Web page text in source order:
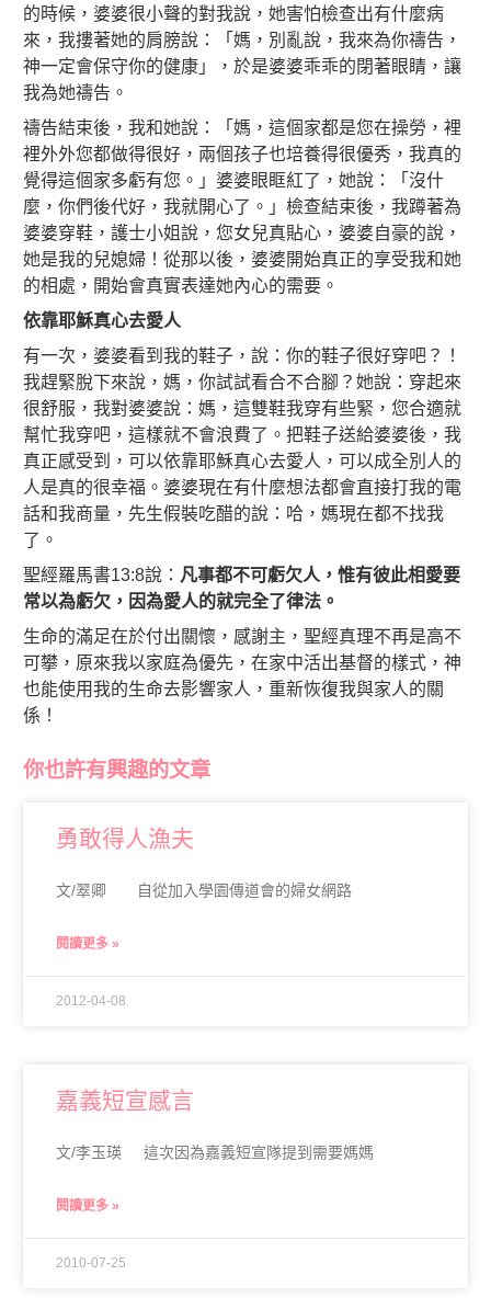
的時候，婆婆很小聲的對我說，她害怕檢查出有什麼病
來，我摟著她的肩膀說：「媽，別亂說，我來為你禱告，
神一定會保守你的健康」，於是婆婆乖乖的閉著眼睛，讓
我為她禱告。
禱告結束後，我和她說：「媽，這個家都是您在操勞，裡
裡外外您都做得很好，兩個孩子也培養得很優秀，我真的
覺得這個家多虧有您。」婆婆眼眶紅了，她說：「沒什
麼，你們後代好，我就開心了。」檢查結束後，我蹲著為
婆婆穿鞋，護士小姐說，您女兒真貼心，婆婆自豪的說，
她是我的兒媳婦！從那以後，婆婆開始真正的享受我和她
的相處，開始會真實表達她內心的需要。
依靠耶穌真心去愛人
有一次，婆婆看到我的鞋子，說：你的鞋子很好穿吧？！
我趕緊脫下來說，媽，你試試看合不合腳？她說：穿起來
很舒服，我對婆婆說：媽，這雙鞋我穿有些緊，您合適就
幫忙我穿吧，這樣就不會浪費了。把鞋子送給婆婆後，我
真正感受到，可以依靠耶穌真心去愛人，可以成全別人的
人是真的很幸福。婆婆現在有什麼想法都會直接打我的電
話和我商量，先生假裝吃醋的說：哈，媽現在都不找我
了。
聖經羅馬書13:8說： 凡事都不可虧欠人，惟有彼此相愛要
常以為虧欠，因為愛人的就完全了律法。
生命的滿足在於付出關懷，感謝主，聖經真理不再是高不
可攀，原來我以家庭為優先，在家中活出基督的樣式，神
也能使用我的生命去影響家人，重新恢復我與家人的關
係！
你也許有興趣的文章
勇敢得人漁夫
文/翠卿 自從加入學園傳道會的婦女網路
閱讀更多 »
2012-04-08
嘉義短宣感言
文/李玉瑛 這次因為嘉義短宣隊提到需要媽媽
閱讀更多 »
2010-07-25